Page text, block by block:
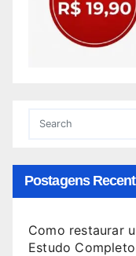
Postagens
Como restaurar
Estudo Completo